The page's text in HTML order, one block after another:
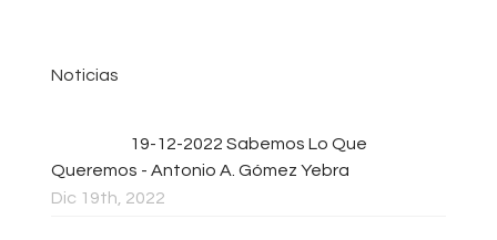
Noticias
19-12-2022 Sabemos Lo Que
Queremos - Antonio A. Gómez Yebra
Dic 19th, 2022